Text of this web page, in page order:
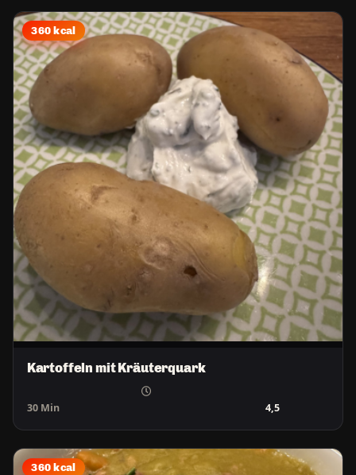
360 kcal
Kartoffeln mit Kräuterquark
30 Min 4,5
360 kcal